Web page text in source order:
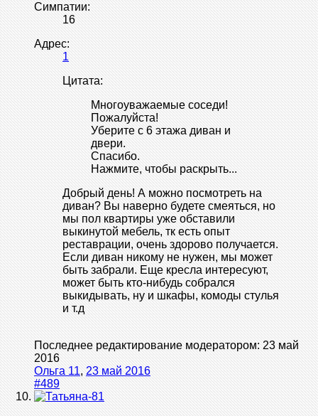
Симпатии:
16
Адрес:
1
Цитата:
Многоуважаемые соседи!
Пожалуйста!
Уберите с 6 этажа диван и
двери.
Спасибо.
Нажмите, чтобы раскрыть...
Добрый день! А можно посмотреть на
диван? Вы наверно будете смеяться, но
мы пол квартиры уже обставили
выкинутой мебель, тк есть опыт
реставрации, очень здорово получается.
Если диван никому не нужен, мы может
быть забрали. Еще кресла интересуют,
может быть кто-нибудь собрался
выкидывать, ну и шкафы, комоды стулья
и т.д
Последнее редактирование модератором: 23 май
2016
Ольга 11, 23 май 2016
#489